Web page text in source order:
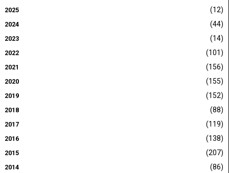
2025 (12)
2024 (44)
2023 (14)
2022 (101)
2021 (156)
2020 (155)
2019 (152)
2018 (88)
2017 (119)
2016 (138)
2015 (207)
2014 (86)